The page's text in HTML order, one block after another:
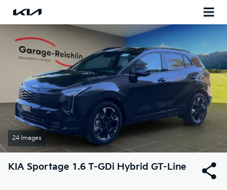
24 Images
KIA Sportage 1.6 T-GDi Hybrid GT-Line